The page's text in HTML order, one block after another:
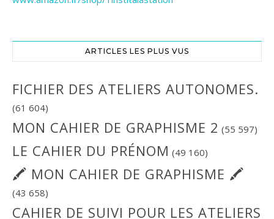
ARTICLES LES PLUS VUS
FICHIER DES ATELIERS AUTONOMES.
(61 604)
MON CAHIER DE GRAPHISME 2 (55 597)
LE CAHIER DU PRÉNOM (49 160)
🖍 MON CAHIER DE GRAPHISME 🖍
(43 658)
CAHIER DE SUIVI POUR LES ATELIERS